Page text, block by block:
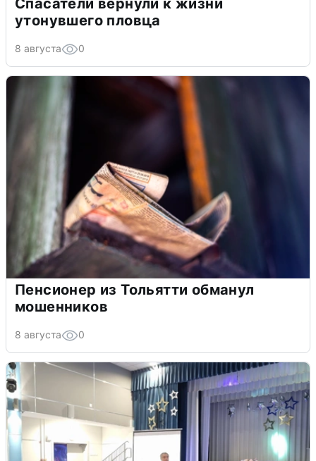
Спасатели вернули к жизни
утонувшего пловца
8 августа 0
Пенсионер из Тольятти обманул
мошенников
8 августа 0